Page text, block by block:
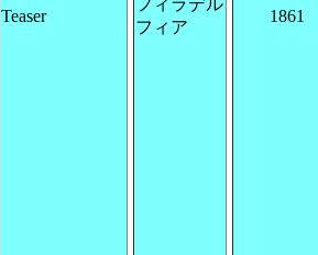
Teaser
フィア
1861